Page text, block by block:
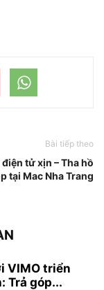
Bài tiếp theo
điện tử xịn – Tha hồ
tại Mac Nha Trang
VIMO triển
Trả góp...